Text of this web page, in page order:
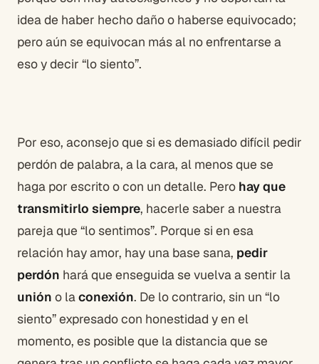
idea de haber hecho daño o haberse equivocado;
pero aún se equivocan más al no enfrentarse a
eso y decir “lo siento”.
Por eso, aconsejo que si es demasiado difícil pedir
perdón de palabra, a la cara, al menos que se
haga por escrito o con un detalle. Pero hay que
transmitirlo siempre, hacerle saber a nuestra
pareja que “lo sentimos”. Porque si en esa
relación hay amor, hay una base sana, pedir
perdón hará que enseguida se vuelva a sentir la
unión o laconexión. De lo contrario, sin un “lo
siento” expresado con honestidad y en el
momento, es posible que la distancia que se